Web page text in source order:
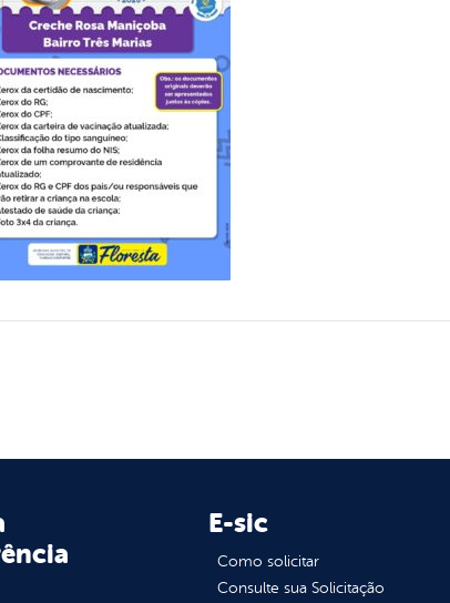
E-sic
Como solicitar
Consulte sua Solicitação